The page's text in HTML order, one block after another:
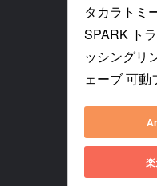
タカラトミ
SPARK ト
ッシングリ
ェーブ 可動